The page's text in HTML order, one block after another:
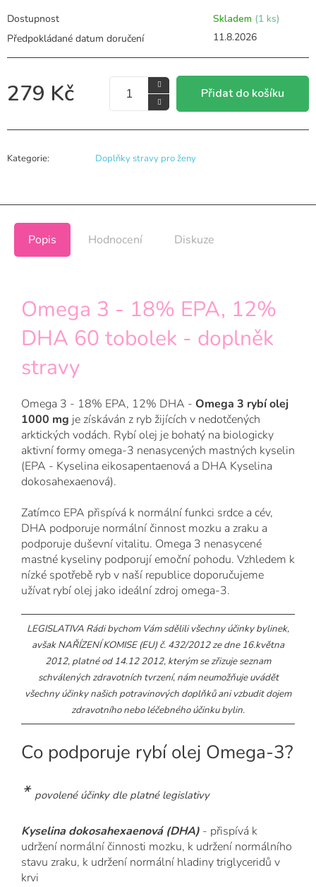
hvězdiček.
279 Kč Přidat do košíku
Dostupnost Skladem (1 ks)
11.8.2026
Kategorie: Doplňky stravy pro ženy
Popis Hodnocení Diskuze
Omega 3 - 18% EPA, 12%
DHA 60 tobolek - doplněk
stravy
Omega 3 - 18% EPA, 12% DHA - Omega 3 rybí olej
1000 mg je získáván z ryb žijících v nedotčených
arktických vodách. Rybí olej je bohatý na biologicky
aktivní formy omega-3 nenasycených mastných kyselin
(EPA - Kyselina eikosapentaenová a DHA Kyselina
dokosahexaenová).
Zatímco EPA přispívá k normální funkci srdce a cév,
DHA podporuje normální činnost mozku a zraku a
podporuje duševní vitalitu. Omega 3 nenasycené
mastné kyseliny podporují emoční pohodu. Vzhledem k
nízké spotřebě ryb v naší republice doporučujeme
užívat rybí olej jako ideální zdroj omega-3.
LEGISLATIVA Rádi bychom Vám sdělili všechny účinky bylinek,
avšak NAŘÍZENÍ KOMISE (EU) č. 432/2012 ze dne 16.května
2012, platné od 14.12 2012, kterým se zřizuje seznam
schválených zdravotních tvrzení, nám neumožňuje uvádět
všechny účinky našich potravinových doplňků ani vzbudit dojem
zdravotního nebo léčebného účinku bylin.
Co podporuje rybí olej Omega-3?
* povolené účinky dle platné legislativy
Kyselina dokosahexaenová (DHA) - přispívá k
udržení normální činnosti mozku, k udržení normálního
stavu zraku, k udržení normální hladiny triglyceridů v
krvi